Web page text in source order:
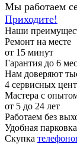
Мы работаем
Приходите!
Наши
Ремонт на месте
от 15 минут
Гарантия до 6
Нам доверяют
4 сервисных
Мастера с
от 5 до 24 лет
Работаем без
Удобная парковка
Скупка